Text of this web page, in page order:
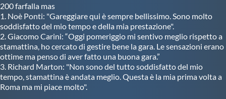
200 farfalla mas
1. Noè Ponti: "Gareggiare qui è sempre bellissimo. Sono molto
soddisfatto del mio tempo e della mia prestazione".
2. Giacomo Carini: “Oggi pomeriggio mi sentivo meglio rispetto a
stamattina, ho cercato di gestire bene la gara. Le sensazioni erano
ottime ma penso di aver fatto una buona gara.”
3. Richard Marton: "Non sono del tutto soddisfatto del mio
tempo, stamattina è andata meglio. Questa è la mia prima volta a
Roma ma mi piace molto".